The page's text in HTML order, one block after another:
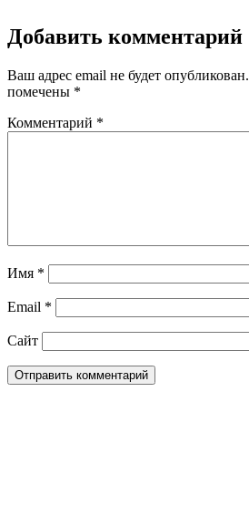
Добавить комментарий
Ваш адрес email не будет опубликован.
помечены *
Комментарий *
Имя *
Email *
Сайт